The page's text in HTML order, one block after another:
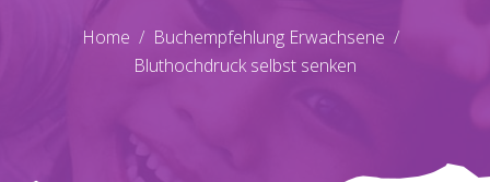
Home
Buchempfehlung Erwachsene
Bluthochdruck selbst senken